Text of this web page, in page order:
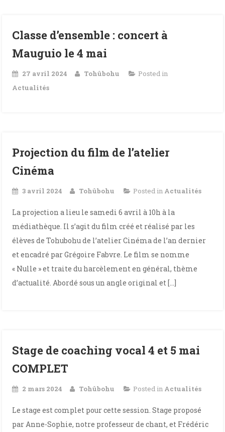
Classe d’ensemble : concert à
Mauguio le 4 mai
27 avril 2024 Tohûbohu
Posted in
Actualités
Projection du film de l’atelier
Cinéma
3 avril 2024 Tohûbohu Posted in Actualités
La projection a lieu le samedi 6 avril à 10h à la
médiathèque. Il s’agit du film créé et réalisé par les
élèves de Tohubohu de l’atelier Cinéma de l’an dernier
et encadré par Grégoire Fabvre. Le film se nomme
« Nulle » et traite du harcèlement en général, thème
d’actualité. Abordé sous un angle original et […]
Stage de coaching vocal 4 et 5 mai
COMPLET
2 mars 2024 Tohûbohu Posted in Actualités
Le stage est complet pour cette session. Stage proposé
par Anne-Sophie, notre professeur de chant, et Frédéric